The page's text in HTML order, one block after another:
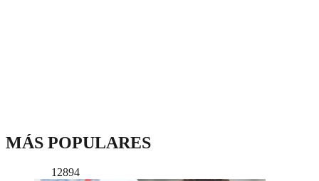
MÁS POPULARES
12894